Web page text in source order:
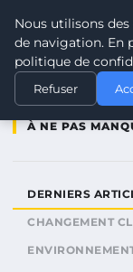
CLIMATE
À NE PAS
DERNIERS
CHANGEMENT
Nous utilisons
de navigation. En
politique de
Refuser